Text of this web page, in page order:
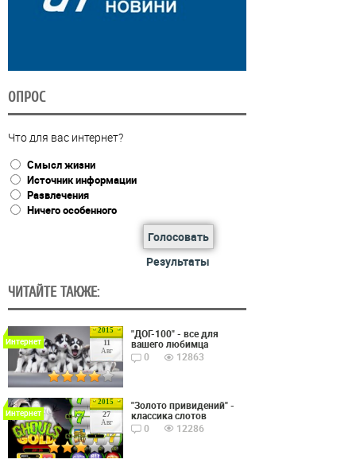
ОПРОС
Что для вас интернет?
Смысл жизни
Источник информации
Развлечения
Ничего особенного
Голосовать
Результаты
ЧИТАЙТЕ ТАКЖЕ:
2015
11
Авг
Интернет
"ДОГ-100" - все для
вашего любимца
0
12863
2015
27
Авг
Интернет
"Золото привидений" -
классика слотов
0
12286